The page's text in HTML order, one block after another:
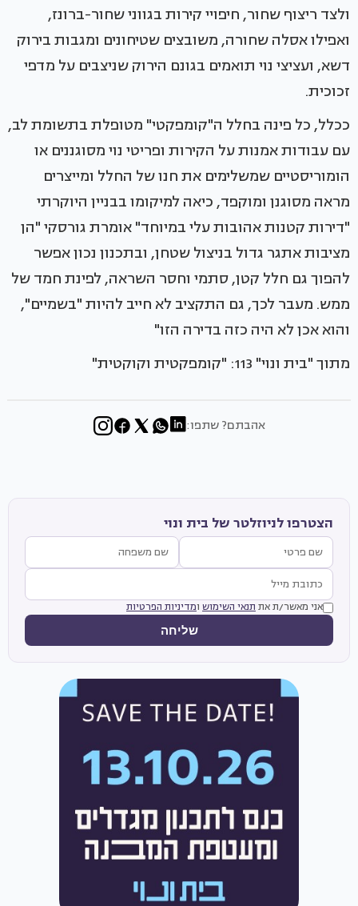
ולצד ריצוף שחור, חיפויי קירות בגווני שחור-ברונז,
ואפילו אסלה שחורה, משובצים שטיחונים ומגבות בירוק
דשא, ועציצי נוי תואמים בגונם הירוק שניצבים על מדפי
זכוכית.
ככלל, כל פינה בחלל ה"קומפקטי" מטופלת בתשומת לב,
עם עבודות אמנות על הקירות ופריטי נוי מסוגננים או
הומוריסטיים שמשלימים את חנו של החלל ומייצרים
מראה מסוגנן ומוקפד, כיאה למיקומו בבניין היוקרתי
"דירות קטנות אהובות עלי במיוחד" אומרת גורסקי "הן
מציבות אתגר גדול בניצול שטחן, ובתכנון נכון אפשר
להפוך גם חלל קטן, סתמי וחסר השראה, לפינת חמד של
ממש. מעבר לכך, גם התקציב לא חייב להיות "בשמיים",
והוא אכן לא היה כזה בדירה הזו"
מתוך "בית ונוי" 113: "קומפקטית וקוקטית"
אהבתם? שתפו:
הצטרפו לניוזלטר של בית ונוי
אני מאשר/ת את תנאי השימוש ומדיניות הפרטיות
שליחה